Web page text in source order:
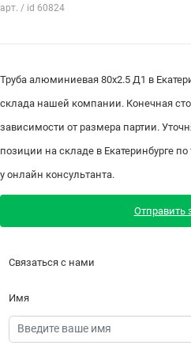
арт. / id 60824
Труба алюминиевая 80х2.5 Д1 в
склада нашей компании. Конечная
зависимости от размера партии.
позиции на складе в Екатеринбурге
у онлайн консультанта.
Отправить
Связаться с нами
Имя